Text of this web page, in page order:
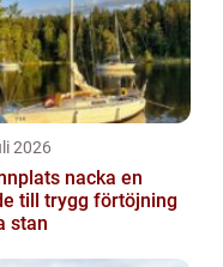
2026
nacka en
till trygg förtöjning
stan